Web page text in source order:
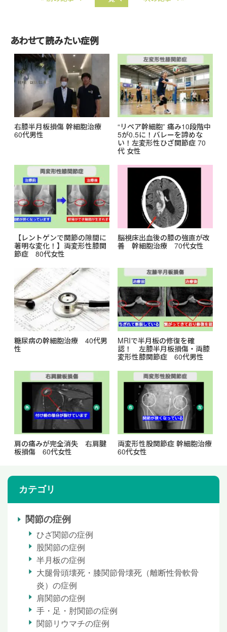
o
o
k
あわせて読みたい症例
右膝半月板損傷 幹細胞治療
60代男性
“リペア幹細胞” 痛み10段階中
5が0.5に！バレーを諦めな
い！左変形性ひざ関節症 70
代 女性
【レントゲンで関節の隙間に
著明な変化！】両変形性膝関
節症 80代女性
脳視床出血後の膝の強直が改
善 幹細胞治療 70代女性
糖尿病の幹細胞治療 40代男
性
MRIで半月板の修復を確
認！ 左膝半月板損傷・両膝
変形性膝関節症 60代男性
肩の痛みが完全消失 右肩腱
板損傷 60代女性
両変形性股関節症 幹細胞治療
60代女性
カテゴリ
関節の症例
ひざ関節の症例
股関節の症例
半月板の症例
大腿骨頭壊死・膝関節骨壊死（離断性骨軟骨
炎）の症例
肩関節の症例
手・足・肘関節の症例
関節リウマチの症例